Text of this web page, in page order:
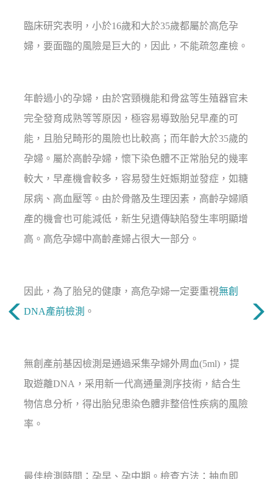
臨床研究表明，小於16歲和大於35歲都屬於高危孕
婦，要面臨的風險是巨大的，因此，不能疏忽產檢。
年齡過小的孕婦，由於宮頸機能和骨盆等生殖器官未
完全發育成熟等等原因，極容易導致胎兒早產的可
能，且胎兒畸形的風險也比較高；而年齡大於35歲的
孕婦。屬於高齡孕婦，懷下染色體不正常胎兒的幾率
較大，早產機會較多，容易發生妊娠期並發症，如糖
尿病、高血壓等。由於骨骼及生理因素，高齡孕婦順
產的機會也可能減低，新生兒遺傳缺陷發生率明顯增
高。高危孕婦中高齡產婦占很大一部分。
因此，為了胎兒的健康，高危孕婦一定要重視無創
DNA產前檢測 。
無創產前基因檢測是通過采集孕婦外周血(5ml)，提
取遊離DNA，采用新一代高通量測序技術，結合生
物信息分析，得出胎兒患染色體非整倍性疾病的風險
率。
最佳檢測時間：孕早、孕中期。檢查方法：抽血即